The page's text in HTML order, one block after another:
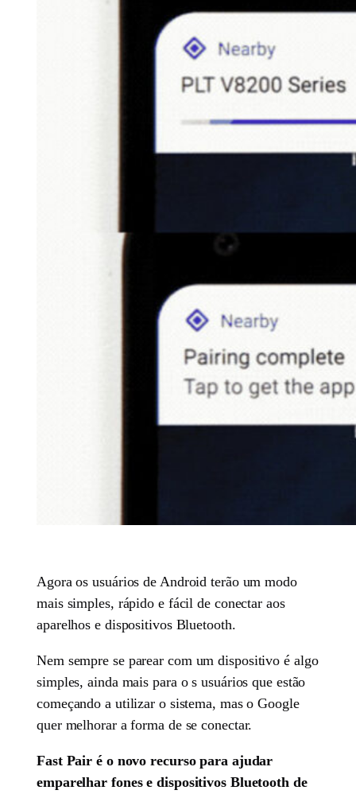
Agora os usuários de Android terão um modo
mais simples, rápido e fácil de conectar aos
aparelhos e dispositivos Bluetooth.
Nem sempre se parear com um dispositivo é algo
simples, ainda mais para o s usuários que estão
começando a utilizar o sistema, mas o Google
quer melhorar a forma de se conectar.
Fast Pair é o novo recurso para ajudar
emparelhar fones e dispositivos Bluetooth de